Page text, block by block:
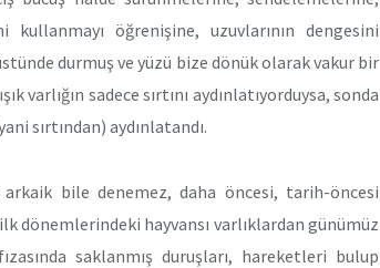
öğrenişine, uzuvlarının dengesini
durmuş ve yüzü bize dönük olarak vakur bir
varlığın sadece sırtını aydınlatıyorduysa, sonda
sırtından) aydınlatandı.
bile denemez, daha öncesi, tarih-öncesi
dönemlerindeki hayvansı varlıklardan günümüz
saklanmış duruşları, hareketleri bulup